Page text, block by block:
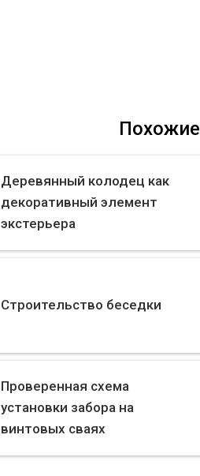
Деревянный колодец как
декоративный элемент
экстерьера
Строительство беседки
Проверенная схема
установки забора на
винтовых сваях